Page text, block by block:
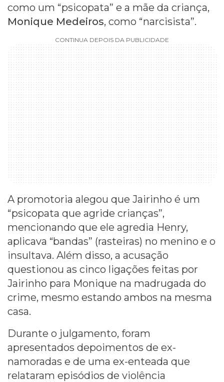
como um “psicopata” e a mãe da criança,
Monique Medeiros, como “narcisista”.
CONTINUA DEPOIS DA PUBLICIDADE
A promotoria alegou que Jairinho é um
“psicopata que agride crianças”,
mencionando que ele agredia Henry,
aplicava “bandas” (rasteiras) no menino e o
insultava. Além disso, a acusação
questionou as cinco ligações feitas por
Jairinho para Monique na madrugada do
crime, mesmo estando ambos na mesma
casa.
Durante o julgamento, foram
apresentados depoimentos de ex-
namoradas e de uma ex-enteada que
relataram episódios de violência